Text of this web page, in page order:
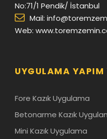
No:71/1 Pendik/ İstanbul
Mail:
Web:
UYGULAMA YAPIM
Fore Kazık Uygulama
Betonarme Kazık
Mini Kazık Uygulama